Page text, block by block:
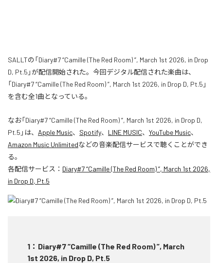
SALLTの「Diary#7 “Camille (The Red Room) ”, March 1st 2026, in Drop
D, Pt.5」が配信開始された。今回デジタル配信された楽曲は、
「Diary#7 “Camille (The Red Room) ”, March 1st 2026, in Drop D, Pt.5」
を含む全1曲となっている。
なお「Diary#7 “Camille (The Red Room) ”, March 1st 2026, in Drop D,
Pt.5 」は、 Apple Music、 Spotify、 LINE MUSIC、 YouTube Music、
Amazon Music Unlimitedなどの音楽配信サービスで聴くことができ
る。
各配信サービス： Diary#7 “Camille (The Red Room) ”, March 1st 2026,
in Drop D, Pt.5
1 ： Diary#7 “Camille (The Red Room) ”, March
1st 2026, in Drop D, Pt.5